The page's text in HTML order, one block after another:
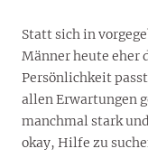
Statt sich in
Männer heute eher
Persönlichkeit
allen Erwartungen
manchmal stark
okay, Hilfe zu